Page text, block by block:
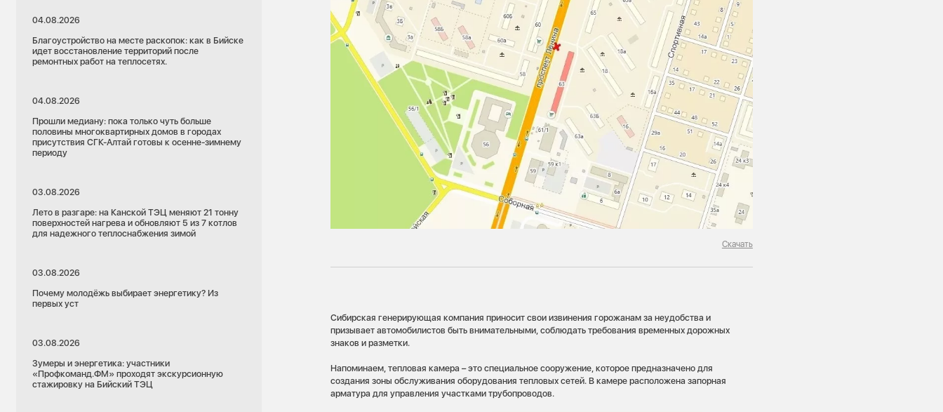
04.08.2026
Благоустройство на месте раскопок: как в Бийске
идет восстановление территорий после
ремонтных работ на теплосетях.
04.08.2026
Прошли медиану: пока только чуть больше
половины многоквартирных домов в городах
присутствия СГК-Алтай готовы к осенне-зимнему
периоду
03.08.2026
Лето в разгаре: на Канской ТЭЦ меняют 21 тонну
поверхностей нагрева и обновляют 5 из 7 котлов
для надежного теплоснабжения зимой
03.08.2026
Почему молодёжь выбирает энергетику? Из
первых уст
03.08.2026
Зумеры и энергетика: участники
«Профкоманд.ФМ» проходят экскурсионную
стажировку на Бийский ТЭЦ
Скачать
Сибирская генерирующая компания приносит свои извинения горожанам за неудобства и
призывает автомобилистов быть внимательными, соблюдать требования временных дорожных
знаков и разметки.
Напоминаем, тепловая камера – это специальное сооружение, которое предназначено для
создания зоны обслуживания оборудования тепловых сетей. В камере расположена запорная
арматура для управления участками трубопроводов.